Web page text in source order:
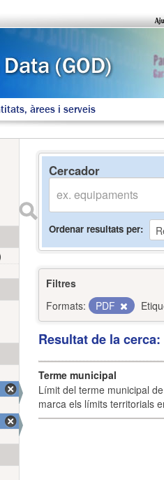
àrees i serveis
Cercador
Ordenar resultats per
Filtres
Formats:
PDF
Resultat de la
Terme municipal
Límit del terme municipal
marca els límits territorials